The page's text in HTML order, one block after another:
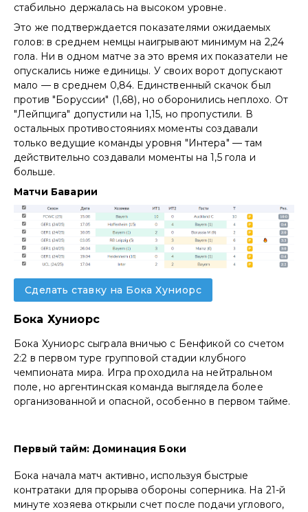
стабильно держалась на высоком уровне.
Это же подтверждается показателями ожидаемых
голов: в среднем немцы наигрывают минимум на 2,24
гола. Ни в одном матче за это время их показатели не
опускались ниже единицы. У своих ворот допускают
мало — в среднем 0,84. Единственный скачок был
против "Боруссии" (1,68), но оборонились неплохо. От
"Лейпцига" допустили на 1,15, но пропустили. В
остальных противостояниях моменты создавали
только ведущие команды уровня "Интера" — там
действительно создавали моменты на 1,5 гола и
больше.
Матчи Баваpии
Сделать ставку на Бока Хуниорс
Бока Хуниорс
Бока Хуниорс сыграла вничью с Бенфикой со счетом
2:2 в первом туре групповой стадии клубного
чемпионата мира. Игра проходила на нейтральном
поле, но аргентинская команда выглядела более
организованной и опасной, особенно в первом тайме.
Первый тайм: Доминация Боки
Бока начала матч активно, используя быстрые
контратаки для прорыва обороны соперника. На 21-й
минуте хозяева открыли счет после подачи углового,